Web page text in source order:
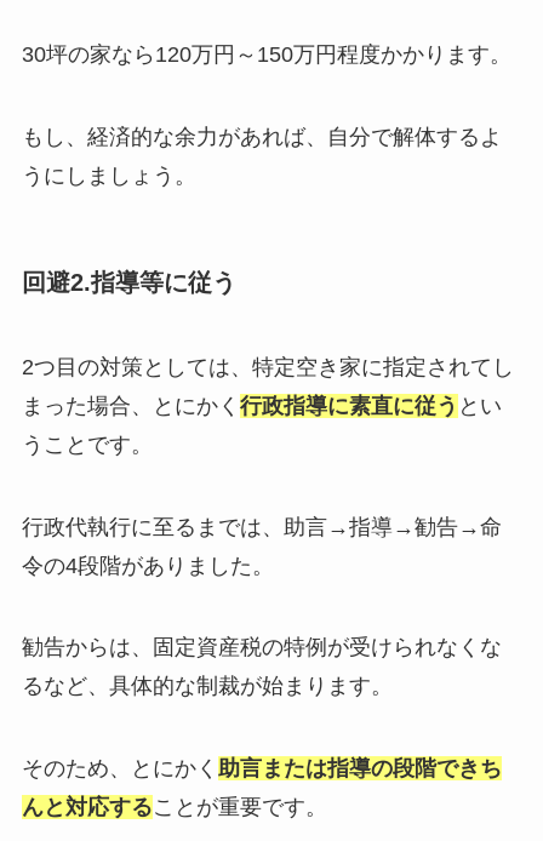
30坪の家なら120万円～150万円程度かかります。
もし、経済的な余力があれば、自分で解体するよ
うにしましょう。
回避2.指導等に従う
2つ目の対策としては、特定空き家に指定されてし
まった場合、とにかく 行政指導に素直に従う とい
うことです。
行政代執行に至るまでは、助言→指導→勧告→命
令の4段階がありました。
勧告からは、固定資産税の特例が受けられなくな
るなど、具体的な制裁が始まります。
そのため、とにかく 助言または指導の段階できち
んと対応することが重要です。